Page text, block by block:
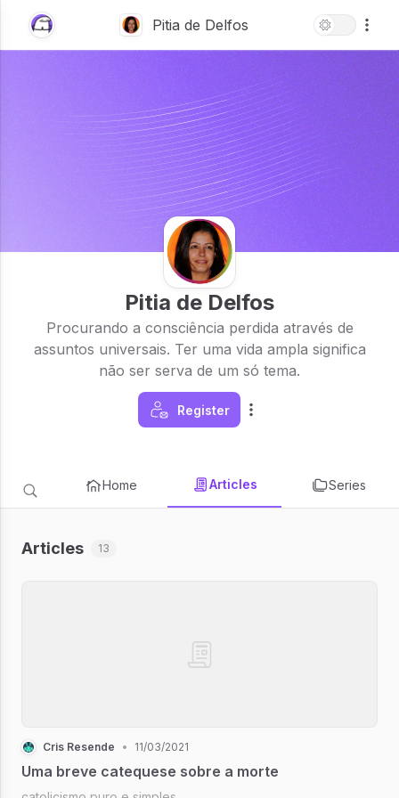
Pitia de Delfos
Procurando a consciência perdida através de
assuntos universais. Ter uma vida ampla significa
não ser serva de um só tema.
Register
Home Articles Series
Articles 13
Cris Resende • 11/03/2021
Uma breve catequese sobre a morte